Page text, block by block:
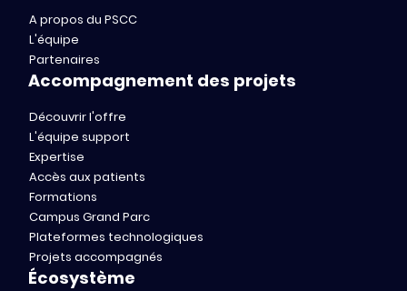
A propos du PSCC
L'équipe
Partenaires
Accompagnement des projets
Découvrir l'offre
L'équipe support
Expertise
Accès aux patients
Formations
Campus Grand Parc
Plateformes technologiques
Projets accompagnés
Écosystème